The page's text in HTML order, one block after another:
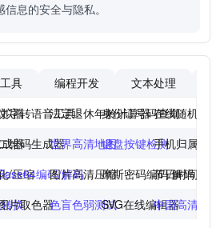
息的安全与隐私。
具 编程开发 文本处理
器
字转语音工具法定退休年龄计算器
身份证号码查询在线随机点名
器
维码生成器世界高清地图键盘按键检测手机归属地
/压缩编码/解码
图片高清压缩摩斯密码编码/解码
节日时间倒
换
片取色器色盲色弱测试SVG在线编辑器中国高清地图